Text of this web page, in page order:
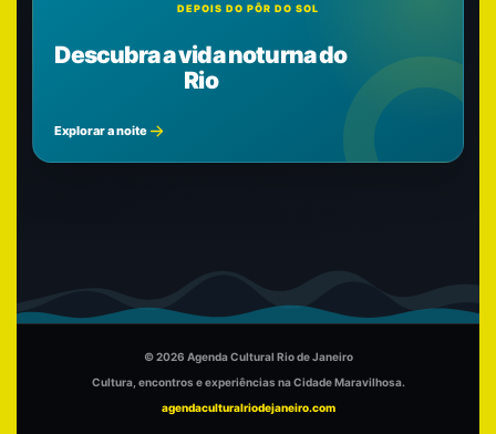
DEPOIS DO PÔR DO SOL
Descubra a vida noturna do
Rio
Explorar a noite
© 2026 Agenda Cultural Rio de Janeiro
Cultura, encontros e experiências na Cidade Maravilhosa.
agendaculturalriodejaneiro.com